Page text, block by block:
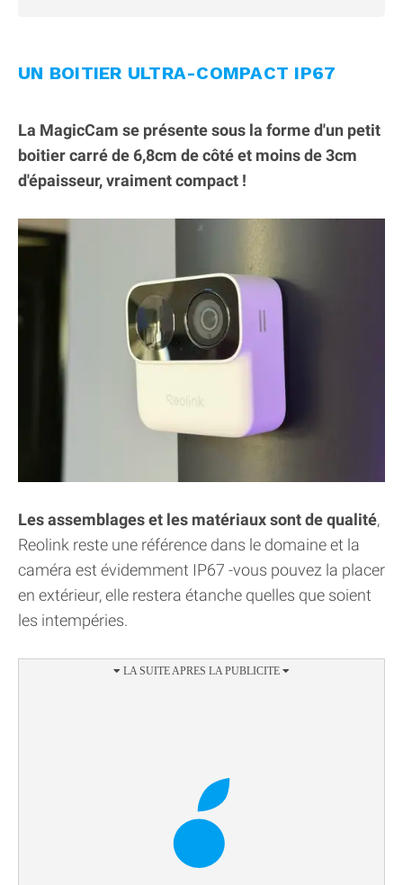
UN BOITIER ULTRA-COMPACT IP67
La MagicCam se présente sous la forme d'un petit
boitier carré de 6,8cm de côté et moins de 3cm
d'épaisseur, vraiment compact !
Les assemblages et les matériaux sont de qualité,
Reolink reste une référence dans le domaine et la
caméra est évidemment IP67 -vous pouvez la placer
en extérieur, elle restera étanche quelles que soient
les intempéries.